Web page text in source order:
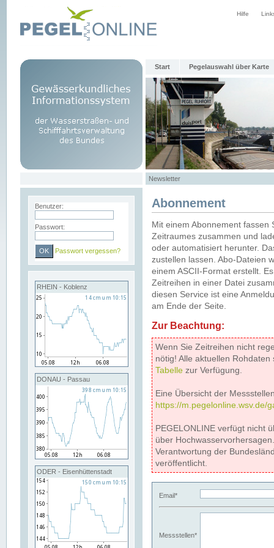
Hilfe
Start Pegelauswahl über Karte
Newsletter
Benutzer:
Passwort:
Passwort vergessen?
RHEIN - Koblenz
DONAU - Passau
ODER - Eisenhüttenstadt
Abonnement
Mit einem Abonnement
Zeitraumes zusammen und
oder automatisiert herunter.
zustellen lassen. Abo-Dateien
einem ASCII-Format erstellt.
Zeitreihen in einer Datei
diesen Service ist eine
am Ende der Seite.
Zur Beachtung:
Wenn Sie Zeitreihen nicht
nötig! Alle aktuellen
Tabelle zur Verfügung.
Eine Übersicht der
https://m.pegelonline.wsv.de/
PEGELONLINE verfügt nicht
über
Verantwortung der
veröffentlicht.
Email*
Messstellen*